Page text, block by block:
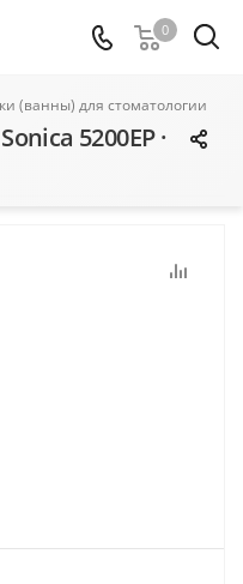
0
(ванны) для стоматологии
5200EP ·